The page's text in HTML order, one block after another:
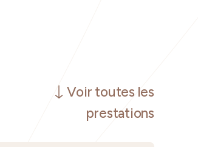
Voir toutes les
prestations